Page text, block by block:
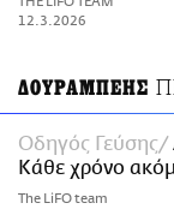
ΑΜΠΑ
12.3.2026
ΔΟΥΡΑΜΠΕΗΣ
Οδηγός Γεύσης
Κάθε χρόνο
The LiFO team